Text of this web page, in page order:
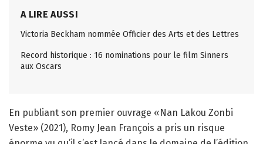
A LIRE AUSSI
Victoria Beckham nommée Officier des Arts et des Lettres
Record historique : 16 nominations pour le film Sinners
aux Oscars
En publiant son premier ouvrage «Nan Lakou Zonbi
Veste» (2021), Romy Jean François a pris un risque